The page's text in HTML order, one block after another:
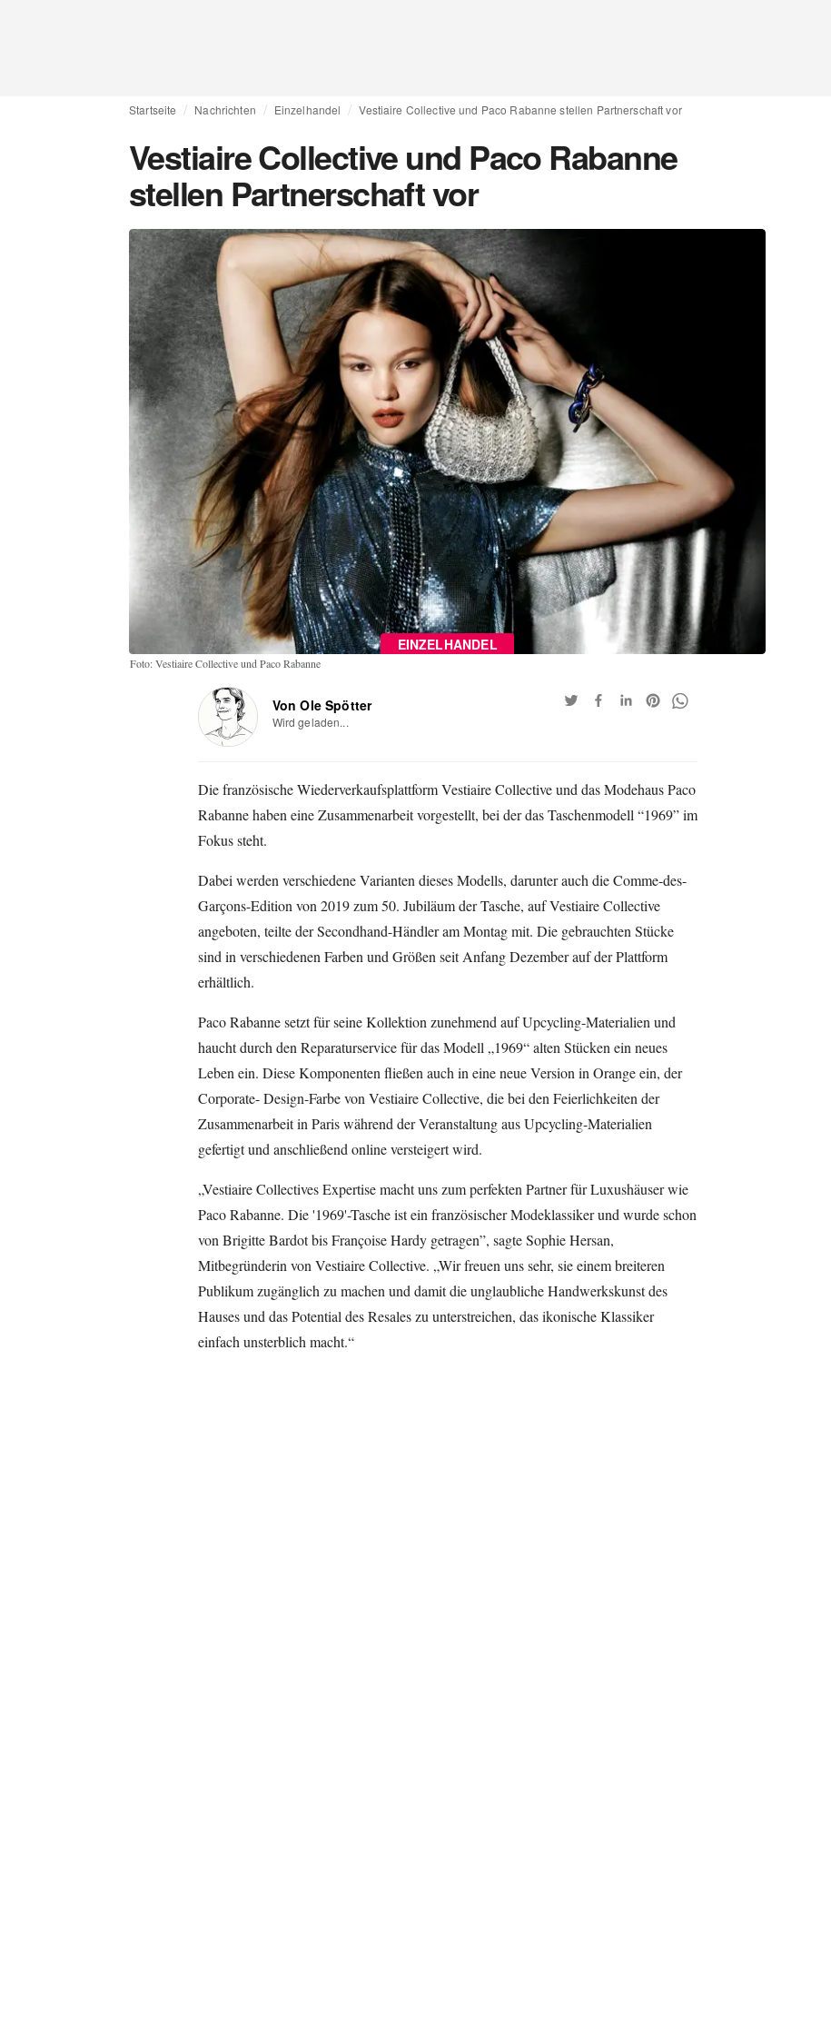
Startseite Nachrichten Einzelhandel Vestiaire Collective und Paco Rabanne stellen Partnerschaft vor
Vestiaire Collective und Paco Rabanne
stellen Partnerschaft vor
EINZELHANDEL
Foto: Vestiaire Collective und Paco Rabanne
Von Ole Spötter
Wird geladen...
Die französische Wiederverkaufsplattform Vestiaire Collective und das Modehaus Paco
Rabanne haben eine Zusammenarbeit vorgestellt, bei der das Taschenmodell “1969” im
Fokus steht.
Dabei werden verschiedene Varianten dieses Modells, darunter auch die Comme-des-
Garçons-Edition von 2019 zum 50. Jubiläum der Tasche, auf Vestiaire Collective
angeboten, teilte der Secondhand-Händler am Montag mit. Die gebrauchten Stücke
sind in verschiedenen Farben und Größen seit Anfang Dezember auf der Plattform
erhältlich.
Paco Rabanne setzt für seine Kollektion zunehmend auf Upcycling-Materialien und
haucht durch den Reparaturservice für das Modell „1969“ alten Stücken ein neues
Leben ein. Diese Komponenten fließen auch in eine neue Version in Orange ein, der
Corporate- Design-Farbe von Vestiaire Collective, die bei den Feierlichkeiten der
Zusammenarbeit in Paris während der Veranstaltung aus Upcycling-Materialien
gefertigt und anschließend online versteigert wird.
„Vestiaire Collectives Expertise macht uns zum perfekten Partner für Luxushäuser wie
Paco Rabanne. Die '1969'-Tasche ist ein französischer Modeklassiker und wurde schon
von Brigitte Bardot bis Françoise Hardy getragen”, sagte Sophie Hersan,
Mitbegründerin von Vestiaire Collective. „Wir freuen uns sehr, sie einem breiteren
Publikum zugänglich zu machen und damit die unglaubliche Handwerkskunst des
Hauses und das Potential des Resales zu unterstreichen, das ikonische Klassiker
einfach unsterblich macht.“